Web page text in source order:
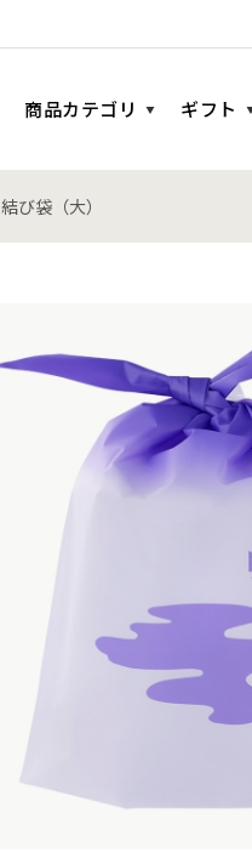
商品カテゴリ ギフト
結び袋（大）